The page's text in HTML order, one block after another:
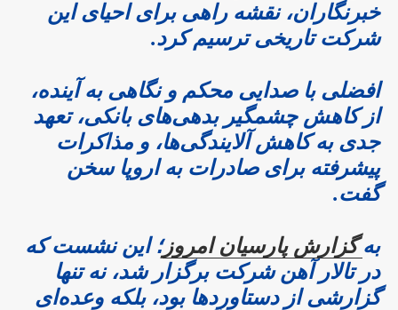
خبرنگاران، نقشه راهی برای احیای این
شرکت تاریخی ترسیم کرد.
افضلی با صدایی محکم و نگاهی به آینده،
از کاهش چشمگیر بدهی‌های بانکی، تعهد
جدی به کاهش آلایندگی‌ها، و مذاکرات
پیشرفته برای صادرات به اروپا سخن
گفت.
بهگزارش پارسیان امروز؛ این نشست که
در تالار آهن شرکت برگزار شد، نه تنها
گزارشی از دستاوردها بود، بلکه وعده‌ای